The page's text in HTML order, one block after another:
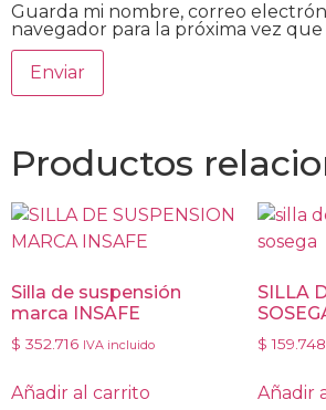
Guarda mi nombre, correo
navegador para la próxima vez
Productos
Silla de suspensión
marca INSAFE
$ 352.716 IVA incluido
Añadir al carrito
SILLA
$ 159.748
Añadir